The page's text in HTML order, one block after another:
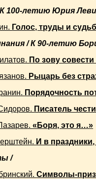
К 100-летию Юрия
Голос, труды и
/ К 90-летию
По зову совести
Рыцарь без
Порядочность
Писатель
«Боря, это я…»
И в
/
Символы-